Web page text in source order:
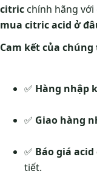
citricchính hãng với
mua citric acid ở
Cam kết của chúng
✅ Hàng nhập
✅ Giao hàng
✅ Báo giá
tiết.